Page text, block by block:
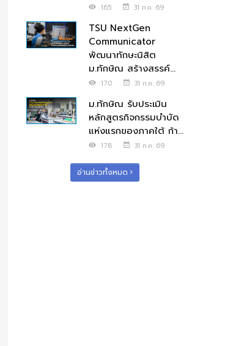
165 31 ก.ค. 69
TSU NextGen
Communicator
พัฒนาทักษะนิสิต
ม.ทักษิณ สร้างสรรค์...
170 31 ก.ค. 69
ม.ทักษิณ รับประเมิน
หลักสูตรกิจกรรมบำบัด
แห่งแรกของภาคใต้ ก้า...
178 31 ก.ค. 69
อ่านข่าวทั้งหมด